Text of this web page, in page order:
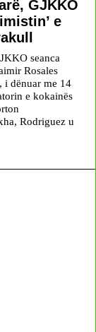
GJKKO
e
seanca
Rosales
i dënuar me 14
e kokainës
Rodriguez u